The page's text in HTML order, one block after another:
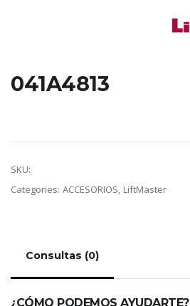
041A4813
SKU:
Categories: ACCESORIOS, LiftMaster
Consultas (0)
¿CÓMO PODEMOS AYUDARTE?